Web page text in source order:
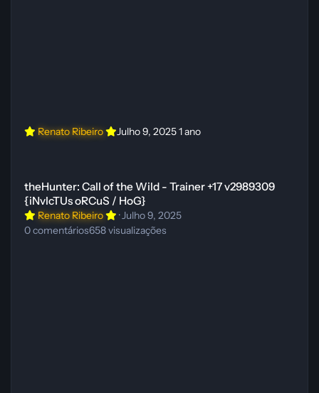
Renato Ribeiro Julho 9, 20251 ano
theHunter: Call of the Wild - Trainer +17 v2989309
{iNvIcTUs oRCuS / HoG}
Renato Ribeiro ·Julho 9, 2025
0comentários658visualizações